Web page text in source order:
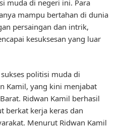
muda di negeri ini. Para
mampu bertahan di dunia
persaingan dan intrik,
kesuksesan yang luar
politisi muda di
Kamil, yang kini menjabat
Ridwan Kamil berhasil
berkat kerja keras dan
Menurut Ridwan Kamil